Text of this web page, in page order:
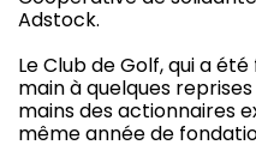
Adstock.
Le Club de Golf, qui a
main à quelques
mains des actionnaires
même année de